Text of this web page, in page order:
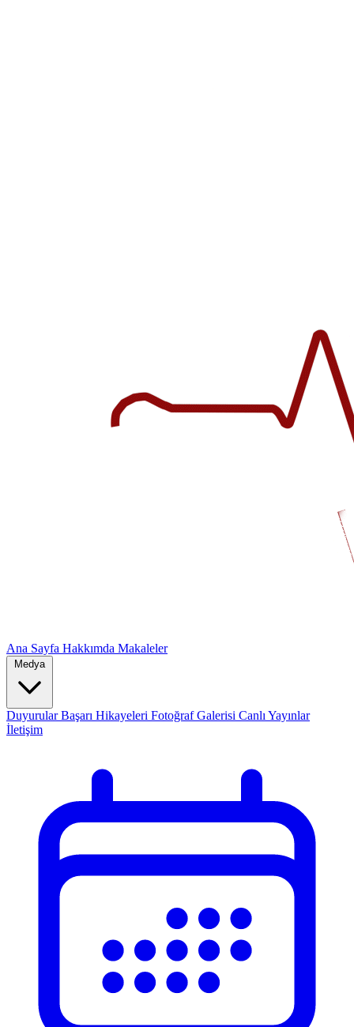
Ana Sayfa Hakkımda Makaleler
Medya
DuyurularBaşarı Hikayeleri Fotoğraf Galerisi Canlı Yayınlar
İletişim